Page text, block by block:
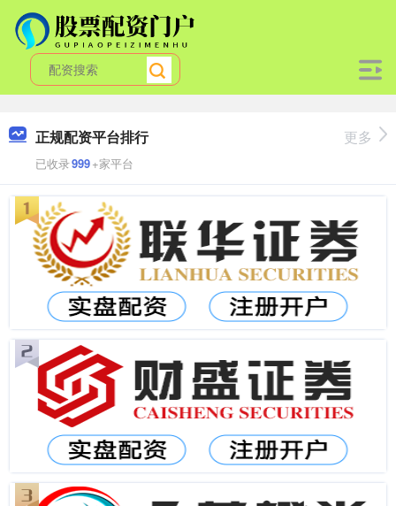
正规配资平台排行
已收录999+家平台
更多